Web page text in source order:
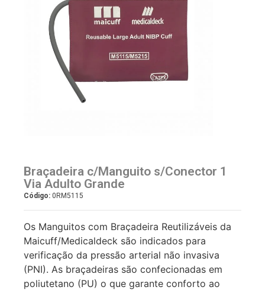
Braçadeira c/Manguito s/Conector 1
Via Adulto Grande
Código: 0RM5115
Os Manguitos com Braçadeira Reutilizáveis da
Maicuff/Medicaldeck são indicados para
verificação da pressão arterial não invasiva
(PNI). As braçadeiras são confecionadas em
poliutetano (PU) o que garante conforto ao